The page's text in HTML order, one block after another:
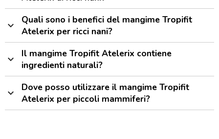
expand_more
Quali sono i benefici del mangime Tropifit
Atelerix per ricci nani?
expand_more
Il mangime Tropifit Atelerix contiene
ingredienti naturali?
expand_more
Dove posso utilizzare il mangime Tropifit
Atelerix per piccoli mammiferi?